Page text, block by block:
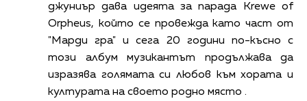
джуниър дава идеята за парада Krewe of
Orpheus, който се провежда като част от
"Марди гра" и сега 20 години по-късно с
този албум музикантът продължава да
изразява голямата си любов към хората и
културата на своето родно място .